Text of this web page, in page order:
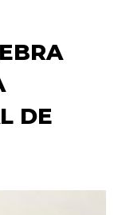
DE